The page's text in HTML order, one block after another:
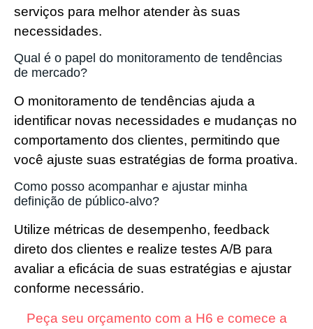
serviços para melhor atender às suas
necessidades.
Qual é o papel do monitoramento de tendências
de mercado?
O monitoramento de tendências ajuda a
identificar novas necessidades e mudanças no
comportamento dos clientes, permitindo que
você ajuste suas estratégias de forma proativa.
Como posso acompanhar e ajustar minha
definição de público-alvo?
Utilize métricas de desempenho, feedback
direto dos clientes e realize testes A/B para
avaliar a eficácia de suas estratégias e ajustar
conforme necessário.
Peça seu orçamento com a H6 e comece a